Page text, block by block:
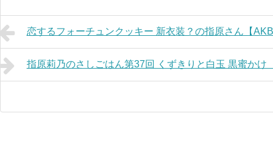
恋するフォーチュンクッキー 新衣装？の指原さん【
指原莉乃のさしごはん第37回 くずきりと白玉 黒蜜かけ